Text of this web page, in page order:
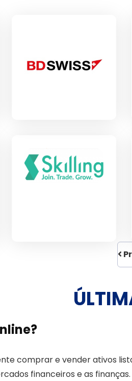
comprar e vender ativos
financeiros e as finanças.